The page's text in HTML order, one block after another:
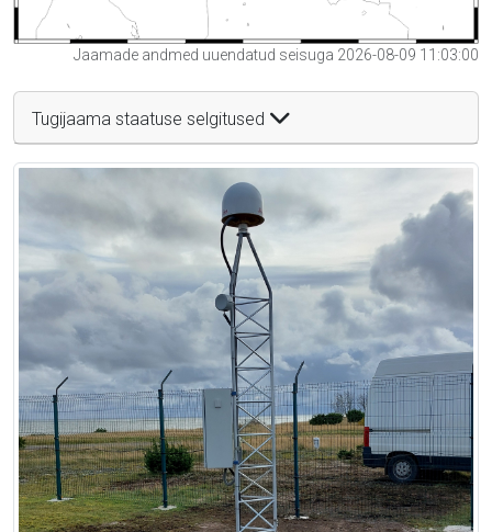
Jaamade andmed uuendatud seisuga 2026-08-09 11:03:00
Tugijaama staatuse selgitused